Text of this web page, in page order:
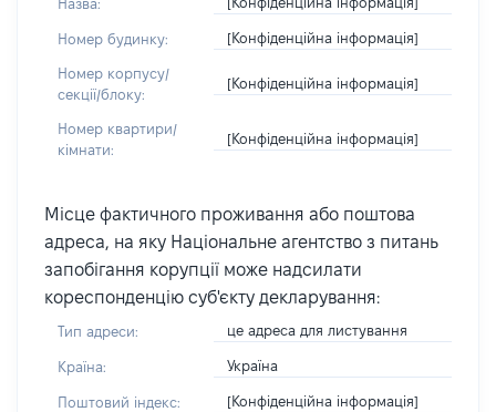
Номер будинку: [Конфіденційна інформація]
Номер корпусу/
секції/блоку:
[Конфіденційна інформація]
Номер квартири/
кімнати:
[Конфіденційна інформація]
Місце фактичного проживання або поштова
адреса, на яку Національне агентство з питань
запобігання корупції може надсилати
кореспонденцію суб'єкту декларування:
Тип адреси: це адреса для листування
Країна: Україна
Поштовий індекс: [Конфіденційна інформація]